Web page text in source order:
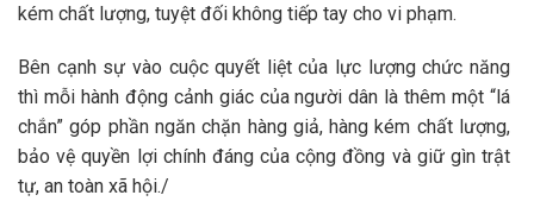
kém chất lượng, tuyệt đối không tiếp tay cho vi phạm.
Bên cạnh sự vào cuộc quyết liệt của lực lượng chức năng
thì mỗi hành động cảnh giác của người dân là thêm một “lá
chắn” góp phần ngăn chặn hàng giả, hàng kém chất lượng,
bảo vệ quyền lợi chính đáng của cộng đồng và giữ gìn trật
tự, an toàn xã hội./